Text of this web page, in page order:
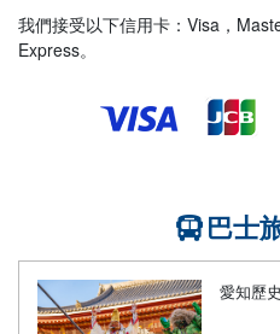
我們接受以下信用卡：Visa，
Express。
巴士
愛知歷